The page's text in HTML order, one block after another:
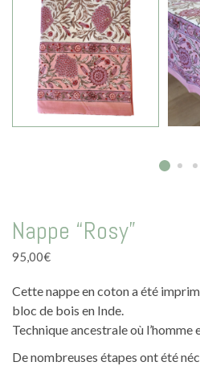
La vie en bleu
La vie en rose
Carte cadeau
Nappe “Rosy”
95,00€
Cette nappe en coton a été
bloc de bois en Inde.
Technique ancestrale où l’homme
De nombreuses étapes ont été